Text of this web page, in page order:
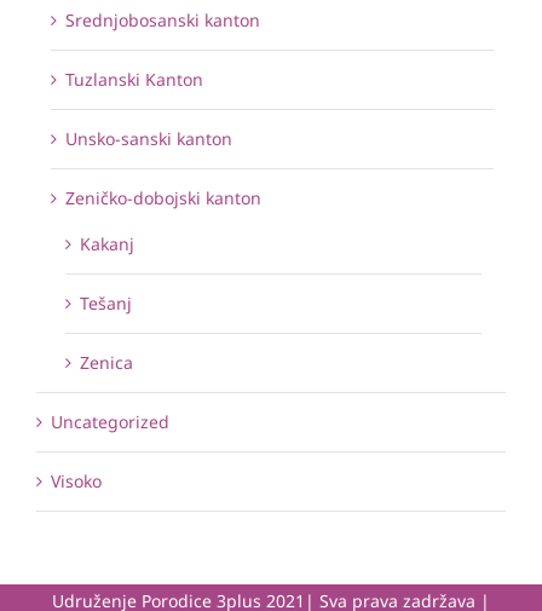
Srednjobosanski kanton
Tuzlanski Kanton
Unsko-sanski kanton
Zeničko-dobojski kanton
Kakanj
Tešanj
Zenica
Uncategorized
Visoko
Udruženje Porodice 3plus 2021| Sva prava zadržava |